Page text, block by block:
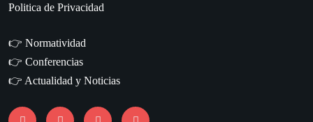
Politica de Privacidad
👉 Normatividad
👉 Conferencias
👉 Actualidad y Noticias